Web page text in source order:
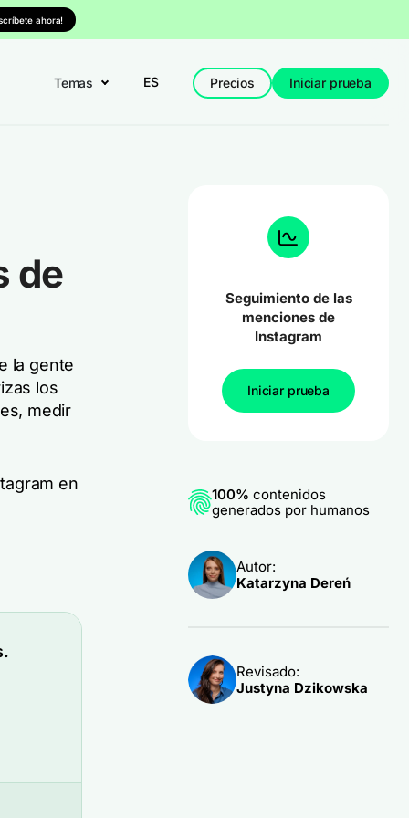
ahora!
Temas ES Precios Iniciar prueba
de
la gente
los
medir
en
Seguimiento de las
menciones de
Instagram
Iniciar prueba
100% contenidos
generados por humanos
Autor:
Katarzyna Dereń
Revisado:
Justyna Dzikowska